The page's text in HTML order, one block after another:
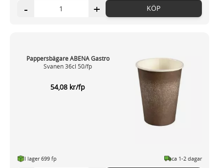
- + KÖP
Pappersbägare ABENA Gastro
Svanen 36cl 50/fp
54,08 kr/fp
I lager 699 fp ca 1-2 dagar